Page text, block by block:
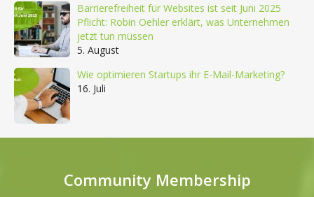
Barrierefreiheit für Websites ist seit Juni 2025
Pflicht: Robin Oehler erklärt, was Unternehmen
jetzt tun müssen
5. August
Wie optimieren Startups ihr E-Mail-Marketing?
16. Juli
Community Membership